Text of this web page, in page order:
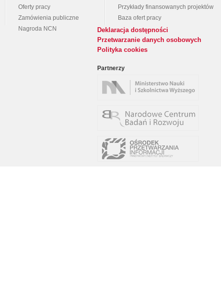
Oferty pracy
Zamówienia publiczne
Nagroda NCN
Przykłady finansowanych projektów
Baza ofert pracy
Deklaracja dostępności
Przetwarzanie danych osobowych
Polityka cookies
Partnerzy